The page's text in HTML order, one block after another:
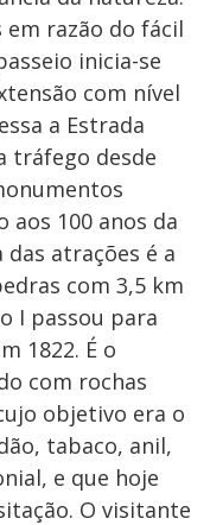
em razão do fácil
inicia-se
com nível
a Estrada
tráfego desde
aos 100 anos da
das atrações é a
com 3,5 km
I passou para
1822. É o
com rochas
objetivo era o
tabaco, anil,
e que hoje
O visitante